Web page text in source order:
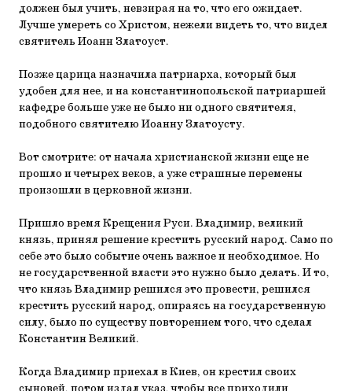
должен был учить, невзирая на то, что его ожидает.
Лучше умереть со Христом, нежели видеть то, что видел
святитель Иоанн Златоуст.
Позже царица назначила патриарха, который был
удобен для нее, и на константинопольской патриаршей
кафедре больше уже не было ни одного святителя,
подобного святителю Иоанну Златоусту.
Вот смотрите: от начала христианской жизни еще не
прошло и четырех веков, а уже страшные перемены
произошли в церковной жизни.
Пришло время Крещения Руси. Владимир, великий
князь, принял решение крестить русский народ. Само по
себе это было событие очень важное и необходимое. Но
не государственной власти это нужно было делать. И то,
что князь Владимир решился это провести, решился
крестить русский народ, опираясь на государственную
силу, было по существу повторением того, что сделал
Константин Великий.
Когда Владимир приехал в Киев, он крестил своих